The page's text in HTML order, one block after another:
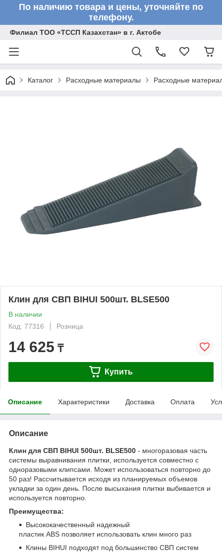
По наличию товара и цены, уточняйте по
телефону.
Филиал ТОО «ТССП Казахстан» в г. Актобе
Каталог Расходные материалы Расходные
Клин для СВП BIHUI 500шт. BLSE500
В наличии
Код: 77316
Розница
14 625 ₸
Купить
Описание Характеристики Доставка Оплата
Описание
Клин для СВП BIHUI 500шт. BLSE500 - многоразовая часть
системы выравнивания плитки, используется совместно с
одноразовыми клипсами. Может использоваться повторно до
50 раз! Рассчитывается исходя из планируемых объемов
укладки за один день. После высыхания плитки выбивается и
используется повторно.
Преимущества:
Высококачественный надежный
пластик ABS позволяет использовать клин много раз
Клины BIHUI подходят под большинство СВП систем